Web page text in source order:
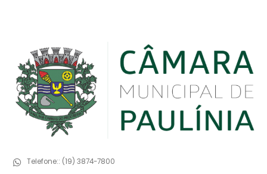
Telefone:: (19) 3874-7800